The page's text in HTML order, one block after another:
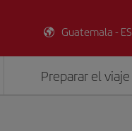
Guatemala - ES
Preparar el viaje